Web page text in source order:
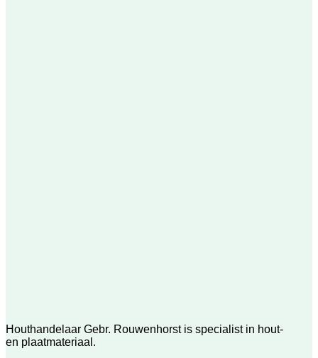
Houthandelaar Gebr. Rouwenhorst is specialist in hout-
en plaatmateriaal.